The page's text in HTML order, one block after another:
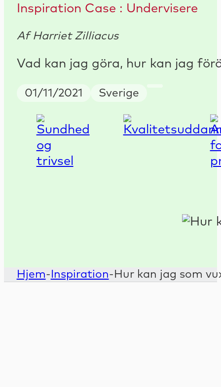
Inspiration Case : Undervisere
Af Harriet Zilliacus
Vad kan jag göra, hur kan jag
Publish Date
01/11/2021 Country
Sverige
Hjem- Inspiration- Hur kan jag som